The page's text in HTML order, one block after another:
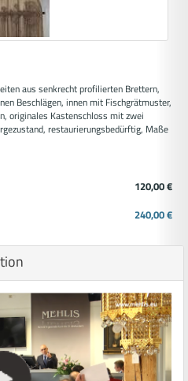
aus senkrecht profilierten Brettern,
Beschlägen, innen mit Fischgrätmuster,
originales Kastenschloss mit zwei
restaurierungsbedürftig, Maße
120,00 €
240,00 €